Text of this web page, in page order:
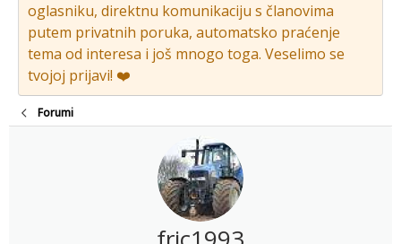
oglasniku, direktnu komunikaciju s članovima
putem privatnih poruka, automatsko praćenje
tema od interesa i još mnogo toga. Veselimo se
tvojoj prijavi! ❤️
Forumi